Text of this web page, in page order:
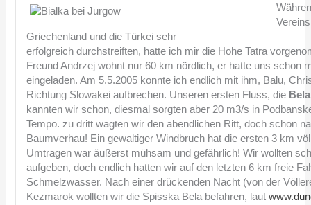
Griechenland und die Türkei sehr
erfolgreich durchstreiften, hatte ich mir die Hohe Tatra
Freund Andrzej wohnt nur 60 km nördlich, er hatte uns schon
eingeladen. Am 5.5.2005 konnte ich endlich mit ihm, Balu,
Richtung Slowakei aufbrechen. Unseren ersten Fluss, die
kannten wir schon, diesmal sorgten aber 20 m3/s in
Tempo. zu dritt wagten wir den abendlichen Ritt, doch schon
Baumverhau! Ein gewaltiger Windbruch hat die ersten 3 km
Umtragen war äußerst mühsam und gefährlich! Wir wollten
aufgeben, doch endlich hatten wir auf den letzten 6 km freie
Schmelzwasser. Nach einer drückenden Nacht (von der
Kezmarok wollten wir die Spisska Bela befahren, laut